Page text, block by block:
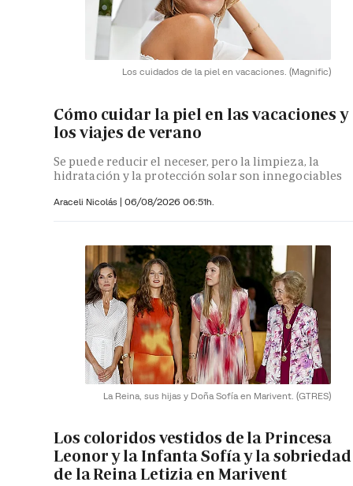
Los cuidados de la piel en vacaciones. (Magnific)
Cómo cuidar la piel en las vacaciones y
los viajes de verano
Se puede reducir el neceser, pero la limpieza, la
hidratación y la protección solar son innegociables
Araceli Nicolás | 06/08/2026 06:51h.
La Reina, sus hijas y Doña Sofía en Marivent. (GTRES)
Los coloridos vestidos de la Princesa
Leonor y la Infanta Sofía y la sobriedad
de la Reina Letizia en Marivent